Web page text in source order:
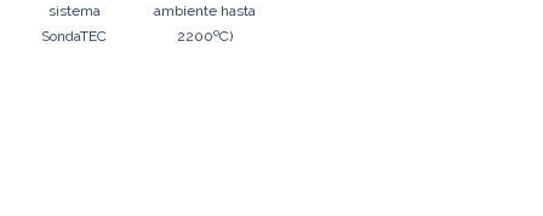
sistema
SondaTEC
ambiente hasta
2200ºC)